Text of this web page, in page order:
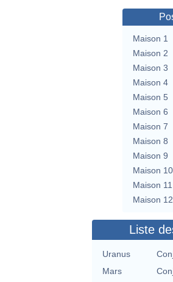
Maison 1
Maison 2
Maison 3
Maison 4
Maison 5
Maison 6
Maison 7
Maison 8
Maison 9
Maison 10
Maison 11
Maison 12
Liste
Uranus
Mars